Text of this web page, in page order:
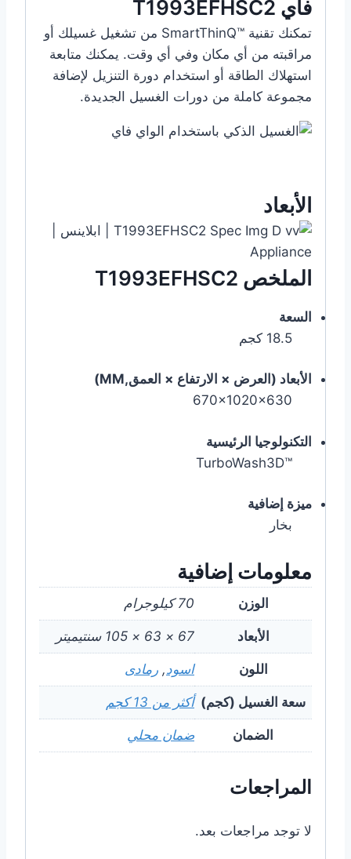
فاي T1993EFHSC2
تمكنك تقنية SmartThinQ™‎ من تشغيل غسيلك أو
مراقبته من أي مكان وفي أي وقت. يمكنك متابعة
استهلاك الطاقة أو استخدام دورة التنزيل لإضافة
مجموعة كاملة من دورات الغسيل الجديدة.
الأبعاد
الملخص T1993EFHSC2
السعة
18.5 كجم
الأبعاد (العرض × الارتفاع × العمق,MM)
670x1020x630
التكنولوجيا الرئيسية
™TurboWash3D
ميزة إضافية
بخار
معلومات إضافية
الوزن 70 كيلوجرام
الأبعاد 67 × 63 × 105 سنتيميتر
اللون اسود, رمادى
سعة الغسيل (كجم) أكثر من 13 كجم
الضمان ضمان محلي
المراجعات
لا توجد مراجعات بعد.